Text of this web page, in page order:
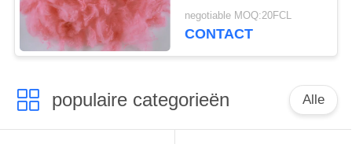
Matrasstof van
Tapijtdekens
negotiable MOQ:20FCL
CONTACT
populaire categorieën Alle